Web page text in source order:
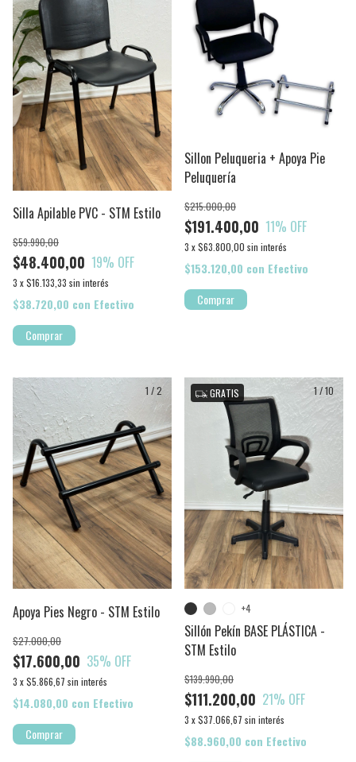
Silla Apilable PVC - STM Estilo
$48.400,00
$59.990,00
19% OFF
3 x$16.133,33 sin interés
$38.720,00 con Efectivo
Sillon Peluqueria + Apoya Pie
Peluquería
$191.400,00
$215.000,00
11% OFF
3 x$63.800,00 sin interés
$153.120,00 con Efectivo
Comprar
1 /2
Apoya Pies Negro - STM Estilo
$17.600,00
$27.000,00
35% OFF
3 x$5.866,67 sin interés
$14.080,00 con Efectivo
1/10
GRATIS
Sillón Pekín BASE PLÁSTICA -
STM Estilo
$111.200,00
$139.990,00
21% OFF
3 x$37.066,67 sin interés
$88.960,00 con Efectivo
+4